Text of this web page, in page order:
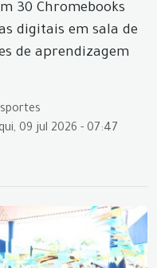
30 Chromebooks
digitais em sala de
de aprendizagem
09 jul 2026 - 07:47